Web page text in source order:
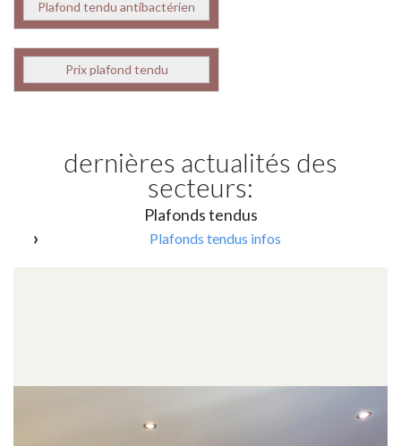
Plafond tendu antibactérien
Prix plafond tendu
dernières actualités des
secteurs:
Plafonds tendus
Plafonds tendus infos